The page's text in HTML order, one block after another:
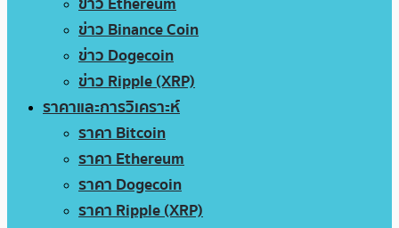
ข่าว Binance Coin
ข่าว Dogecoin
ข่าว Ripple (XRP)
ราคาและการวิเคราะห์
ราคา Bitcoin
ราคา Ethereum
ราคา Dogecoin
ราคา Ripple (XRP)